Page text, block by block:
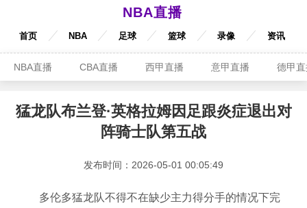
NBA直播
首页 NBA 足球 篮球 录像 资讯
NBA直播 CBA直播 西甲直播 意甲直播 德甲
猛龙队布兰登·英格拉姆因足跟炎症退出对
阵骑士队第五战
发布时间：2026-05-01 00:05:49
多伦多猛龙队不得不在缺少主力得分手的情况下完